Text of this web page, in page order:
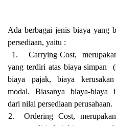
Ada berbagai jenis biaya yang
persediaan, yaitu :
Carrying Cost,
yang terdiri atas biaya simpan
biaya
pajak, biaya kerusakan
modal.
Biasanya biaya-biaya
dari nilai persediaan perusahaan.
Ordering Cost, merupakan